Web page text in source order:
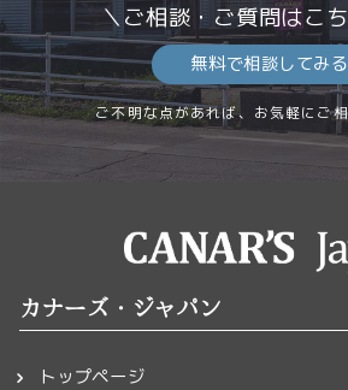
＼ご相談・ご質問はこ
無料で相談してみる
ご不明な点があれば、お気軽にご
カナーズ・ジャパン
トップページ